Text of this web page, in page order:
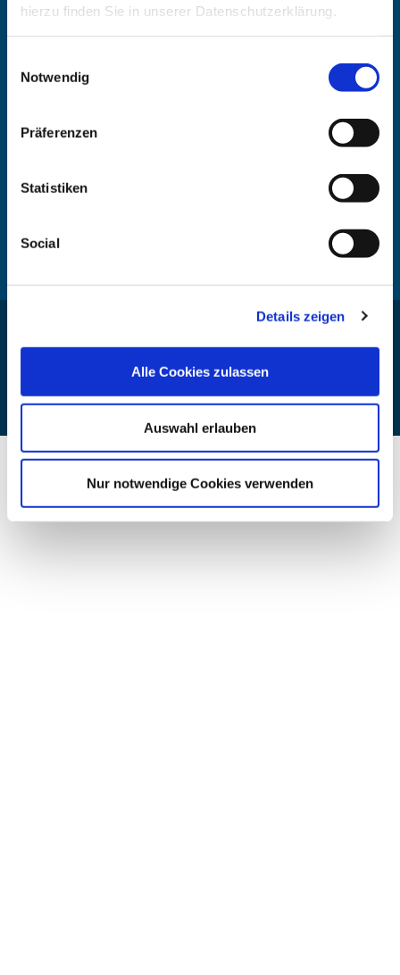
hierzu finden Sie in unserer Datenschutzerklärung.
Notwendig
Präferenzen
Statistiken
Social
Details zeigen
Alle Cookies zulassen
Auswahl erlauben
Nur notwendige Cookies verwenden
Rundschreiben KV
© 2026 Bundesamt für Soziale Sicherung
Impressum DatenschutzErklärung zur Barrierefreiheit
Nach oben springen